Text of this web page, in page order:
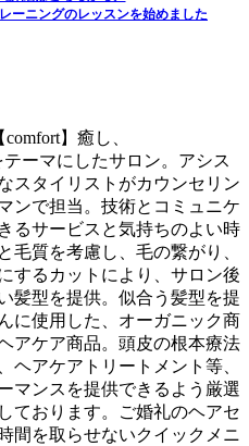
ーニングのレッスンを始めました
】癒し、
テーマにしたサロン。アシス
スタイリストがカウンセリン
ンで担当。技術とコミュニケ
るサービスと気持ちのよい時
毛質を考慮し、毛の繋がり、
するカットにより、サロン後
髪型を提供。似合う髪型を提
に使用した、オーガニック商
アケア商品。頭皮の根本療法
ヘアケアトリートメント等、
マンスを提供できるよう厳選
ております。ご婚礼のヘアセ
間を取らせないクイックメニ